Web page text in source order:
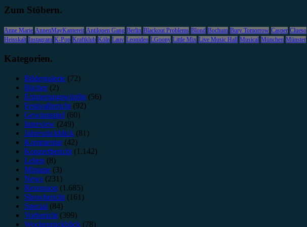
Zum Stöbern.
Anne Marie AnnenMayKantereit Antilopen Gang Berlin Blackout Problems Blond Bochum Bury Tomorrow Casper Clueso
Heisskalt Instagram K-Pop Kraftklub Köln Lauv Leoniden LGoony Little Mix Live Music Hall Musical München Münster
Kategorien.
Bildergalerie (72)
Bücher(2)
Erinnerungswürdig (56)
Festivalbericht (92)
Gewinnspiel (60)
Interview (249)
Jahresrückblick (81)
Kommentar(42)
Konzertbericht (1.142)
Leben (8)
Mixtape (3)
News (231)
Rezension (1.685)
Showbericht (161)
Special (84)
Vorbericht (399)
Wochenrückblick (78)